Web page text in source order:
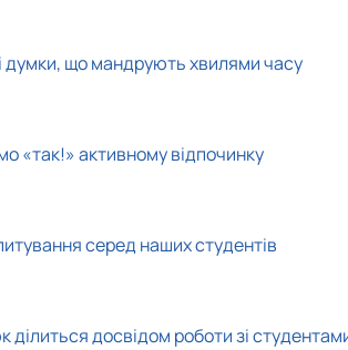
думки, що мандрують хвилями часу
«так!» активному відпочинку
серед наших студентів
ділиться досвідом роботи зі